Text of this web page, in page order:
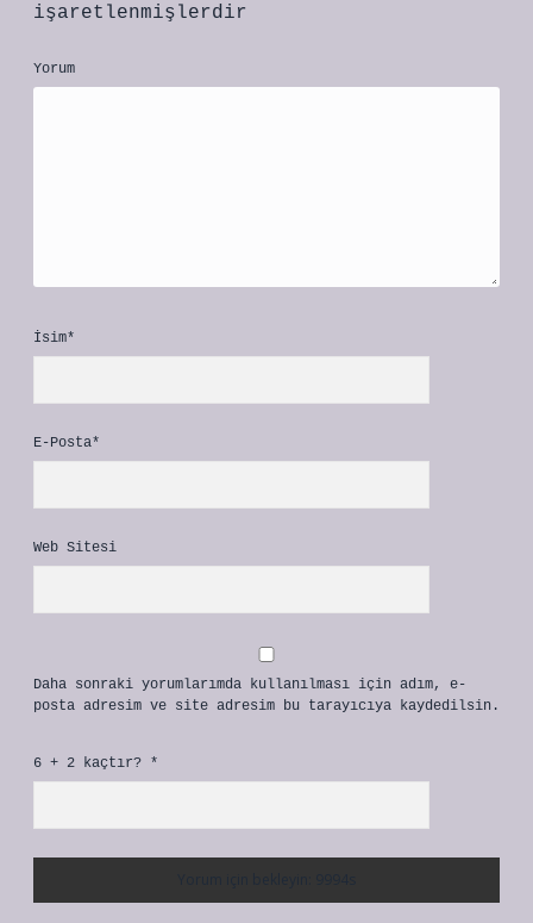
işaretlenmişlerdir
Yorum
İsim*
E-Posta*
Web Sitesi
Daha sonraki yorumlarımda kullanılması için adım, e-
posta adresim ve site adresim bu tarayıcıya kaydedilsin.
6 + 2 kaçtır? *